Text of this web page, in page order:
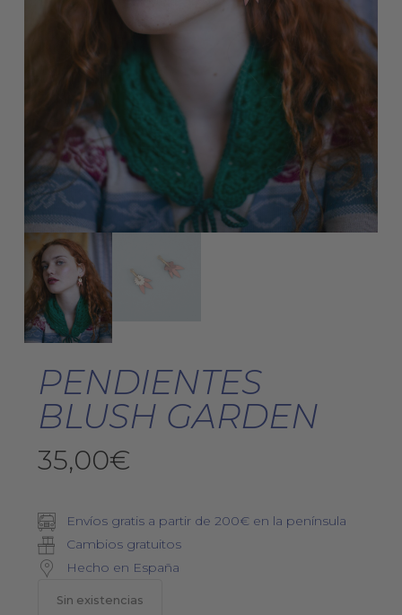
PENDIENTES
BLUSH GARDEN
35,00€
Envíos gratis a partir de 200€ en la península
Cambios gratuitos
Hecho en España
Sin existencias